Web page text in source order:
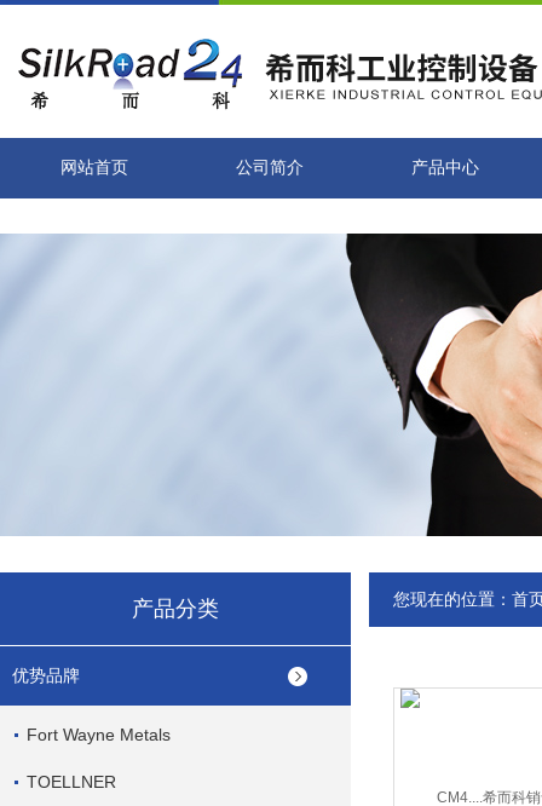
网站首页 公司简介 产品中心
产品分类
优势品牌
Fort Wayne Metals
TOELLNER
您现在的位置： 首